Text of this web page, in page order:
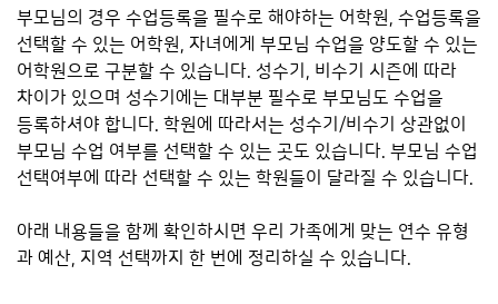
부모님의 경우 수업등록을 필수로 해야하는 어학원, 수업등록을
선택할 수 있는 어학원, 자녀에게 부모님 수업을 양도할 수 있는
어학원으로 구분할 수 있습니다. 성수기, 비수기 시즌에 따라
차이가 있으며 성수기에는 대부분 필수로 부모님도 수업을
등록하셔야 합니다. 학원에 따라서는 성수기/비수기 상관없이
부모님 수업 여부를 선택할 수 있는 곳도 있습니다. 부모님 수업
선택여부에 따라 선택할 수 있는 학원들이 달라질 수 있습니다.
아래 내용들을 함께 확인하시면 우리 가족에게 맞는 연수 유형
과 예산, 지역 선택까지 한 번에 정리하실 수 있습니다.